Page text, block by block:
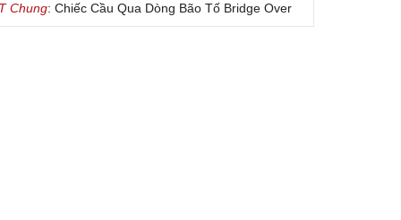
Chung: Chiếc Cầu Qua Dòng Bão Tố Bridge Over
Water by Simon & Garfunkel (Released